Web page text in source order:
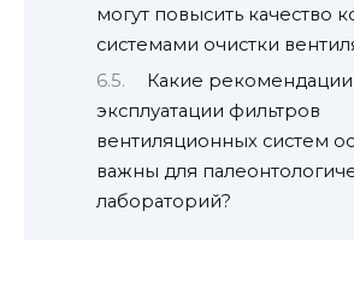
могут повысить качество
системами очистки
Какие
эксплуатации фильтров
вентиляционных систем
важны для
лабораторий?